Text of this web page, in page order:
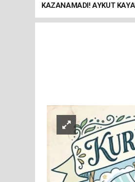
KAZANAMADI! AYKUT
"BAGAJ HAKKI" ÇAĞRISI